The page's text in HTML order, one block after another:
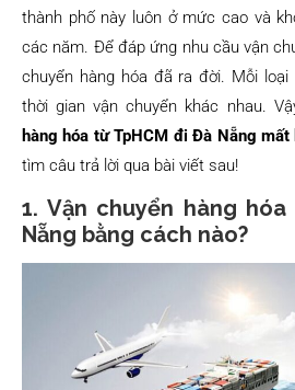
thành phố này luôn ở mức cao và
các năm. Để đáp ứng nhu cầu vận
chuyển hàng hóa đã ra đời. Mỗi
thời gian vận chuyển khác nhau.
hàng hóa từ TpHCM đi Đà Nẵng mất
tìm câu trả lời qua bài viết sau!
1. Vận chuyển hàng
Nẵng bằng cách nào?